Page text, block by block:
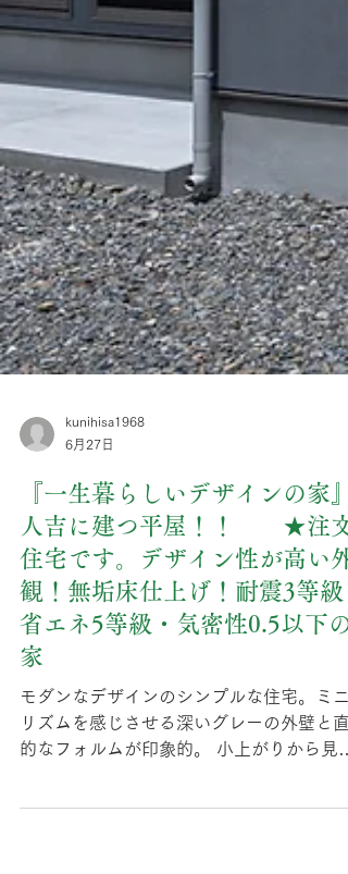
6月27日
『一生暮らしいデザインの家』
人吉に建つ平屋！！ ★注文
住宅です。デザイン性が高い外
観！無垢床仕上げ！耐震3等級
省エネ5等級・気密性0.5以下の
家
モダンなデザインのシンプルな住宅。ミニ
リズムを感じさせる深いグレーの外壁と直
スタイリッシュなリビングとダイニングの